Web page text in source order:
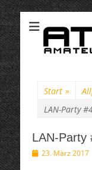
Start »
LAN-Party
LAN-Party
Veröffentlicht
23. März 2017